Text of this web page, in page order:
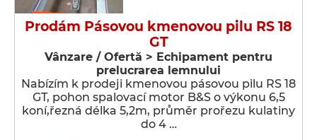
Prodám Pásovou kmenovou pilu RS 18
GT
Vânzare / Ofertă > Echipament pentru
prelucrarea lemnului
Nabízím k prodeji kmenovou pásovou pilu RS 18
GT, pohon spalovací motor B&S o výkonu 6,5
koní,řezná délka 5,2m, průměr prořezu kulatiny
do 4 …